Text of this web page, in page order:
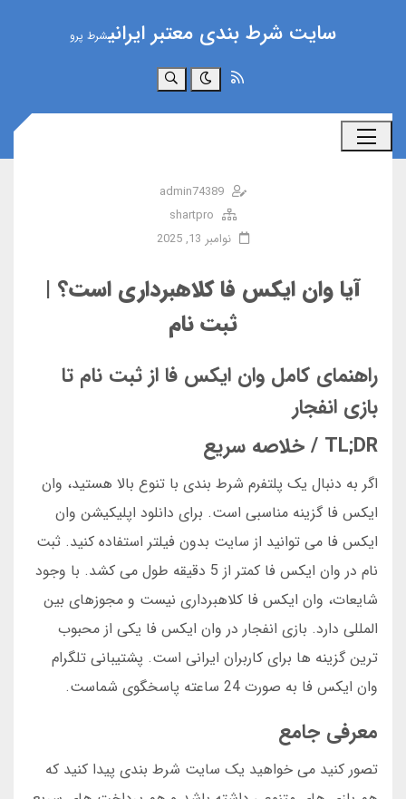
سایت شرط بندی معتبر ایرانیشرط پرو
جستجو
admin74389
shartpro
نوامبر 13, 2025
آیا وان ایکس فا کلاهبرداری است؟ |
ثبت نام
راهنمای کامل وان ایکس فا از ثبت نام تا
بازی انفجار
TL;DR / خلاصه سریع
اگر به دنبال یک پلتفرم شرط بندی با تنوع بالا هستید، وان
ایکس فا گزینه مناسبی است. برای دانلود اپلیکیشن وان
ایکس فا می توانید از سایت بدون فیلتر استفاده کنید. ثبت
نام در وان ایکس فا کمتر از 5 دقیقه طول می کشد. با وجود
شایعات، وان ایکس فا کلاهبرداری نیست و مجوزهای بین
المللی دارد. بازی انفجار در وان ایکس فا یکی از محبوب
ترین گزینه ها برای کاربران ایرانی است. پشتیبانی تلگرام
وان ایکس فا به صورت 24 ساعته پاسخگوی شماست.
معرفی جامع
تصور کنید می خواهید یک سایت شرط بندی پیدا کنید که